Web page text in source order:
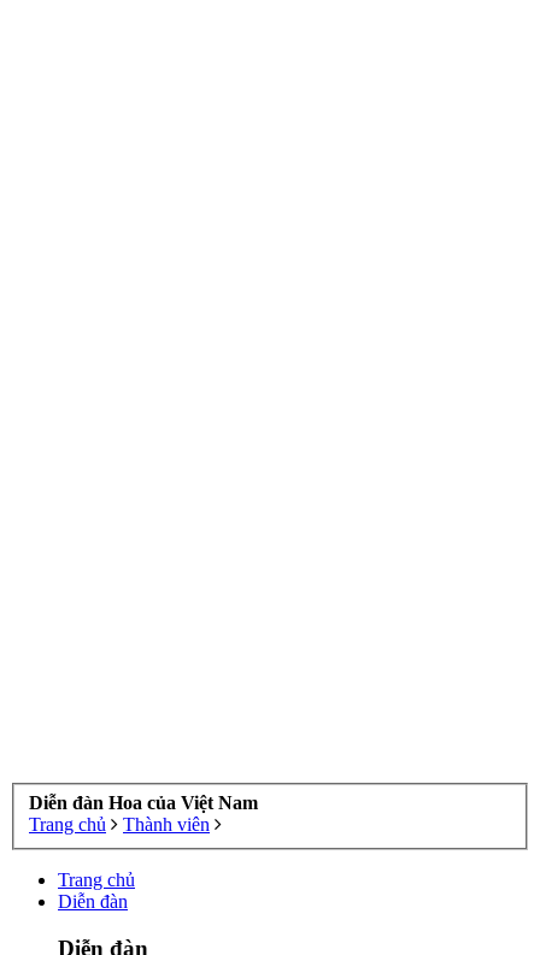
Diễn đàn Hoa của Việt Nam
Trang chủ
Thành viên
Trang chủ
Diễn đàn
Diễn đàn